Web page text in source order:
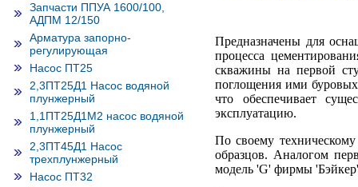
Запчасти ППУА 1600/100,
АДПМ 12/150
Арматура запорно-
регулирующая
Насос ПТ25
2,3ПТ25Д1 Насос водяной
плунжерный
1,1ПТ25Д1М2 насос водяной
плунжерный
2,3ПТ45Д1 Насос
трехплунжерный
Насос ПТ32
Предназначены для
процесса
скважины на первой
поглощения ими
что обеспечивает
эксплуатацию.
По своему
образцов. Аналогом
модель 'G' фирмы